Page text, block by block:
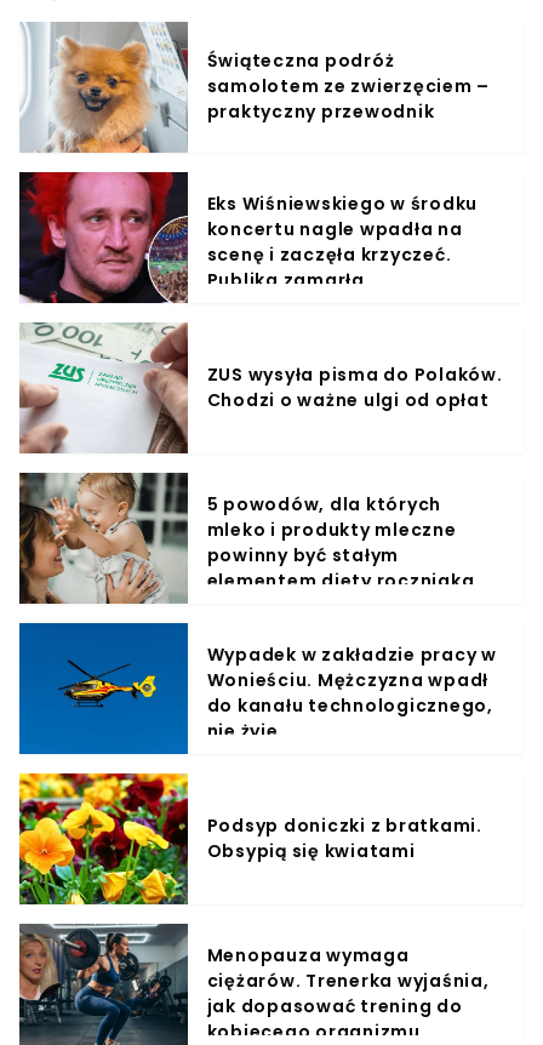
Świąteczna podróż
samolotem ze zwierzęciem –
praktyczny przewodnik
Eks Wiśniewskiego w środku
koncertu nagle wpadła na
scenę i zaczęła krzyczeć.
Publika zamarła
ZUS wysyła pisma do Polaków.
Chodzi o ważne ulgi od opłat
5 powodów, dla których
mleko i produkty mleczne
powinny być stałym
elementem diety roczniaka
Wypadek w zakładzie pracy w
Wonieściu. Mężczyzna wpadł
do kanału technologicznego,
nie żyje
Podsyp doniczki z bratkami.
Obsypią się kwiatami
Menopauza wymaga
ciężarów. Trenerka wyjaśnia,
jak dopasować trening do
kobiecego organizmu